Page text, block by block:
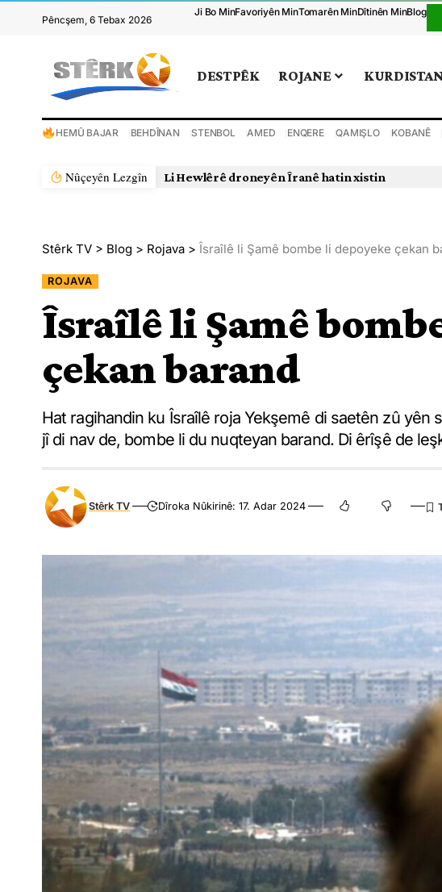
Pêncşem, 6 Tebax 2026
Ji Bo MinFavoriyên MinTomarên MinDîtinên MinBlog
DESTPÊK ROJANE KURDISTAN
HEMÛ BAJAR BEHDÎNAN STENBOL AMED ENQERE QAMIŞLO KOBANÊ
Nûçeyên Lezgîn Li Hewlêrê droneyên Îranê hatin xistin
Stêrk TV > Blog > Rojava > Îsraîlê li Şamê bombe li depoyeke çekan
ROJAVA
Îsraîlê li Şamê
çekan barand
Hat ragihandin ku Îsraîlê roja Yekşemê di saetên zû yên
jî di nav de, bombe li du nuqteyan barand. Di êrîşê de
Stêrk TV Dîroka Nûkirinê: 17. Adar 2024